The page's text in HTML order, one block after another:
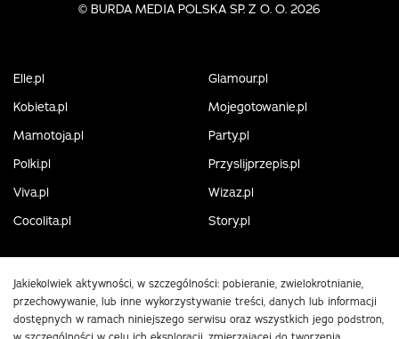
© BURDA MEDIA POLSKA SP. Z O. O. 2026
Elle.pl
Glamour.pl
Kobieta.pl
Mojegotowanie.pl
Mamotoja.pl
Party.pl
Polki.pl
Przyslijprzepis.pl
Viva.pl
Wizaz.pl
Cocolita.pl
Story.pl
Jakiekolwiek aktywności, w szczególności: pobieranie, zwielokrotnianie,
przechowywanie, lub inne wykorzystywanie treści, danych lub informacji
dostępnych w ramach niniejszego serwisu oraz wszystkich jego podstron,